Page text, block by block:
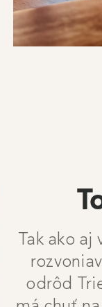
Tak ako
odrôd